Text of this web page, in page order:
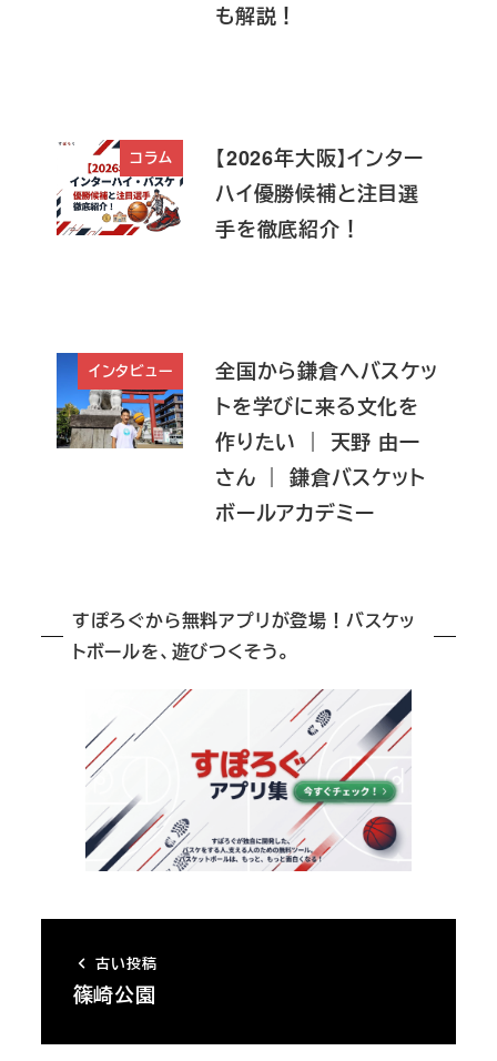
も解説！
コラム
【2026年大阪】インター
ハイ優勝候補と注目選
手を徹底紹介！
インタビュー
全国から鎌倉へバスケッ
トを学びに来る文化を
作りたい ｜ 天野 由一
さん ｜ 鎌倉バスケット
ボールアカデミー
すぽろぐから無料アプリが登場！バスケッ
トボールを、遊びつくそう。
古い投稿
篠崎公園